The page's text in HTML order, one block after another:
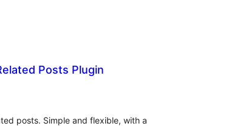
Posts Plugin
posts. Simple and flexible, with a